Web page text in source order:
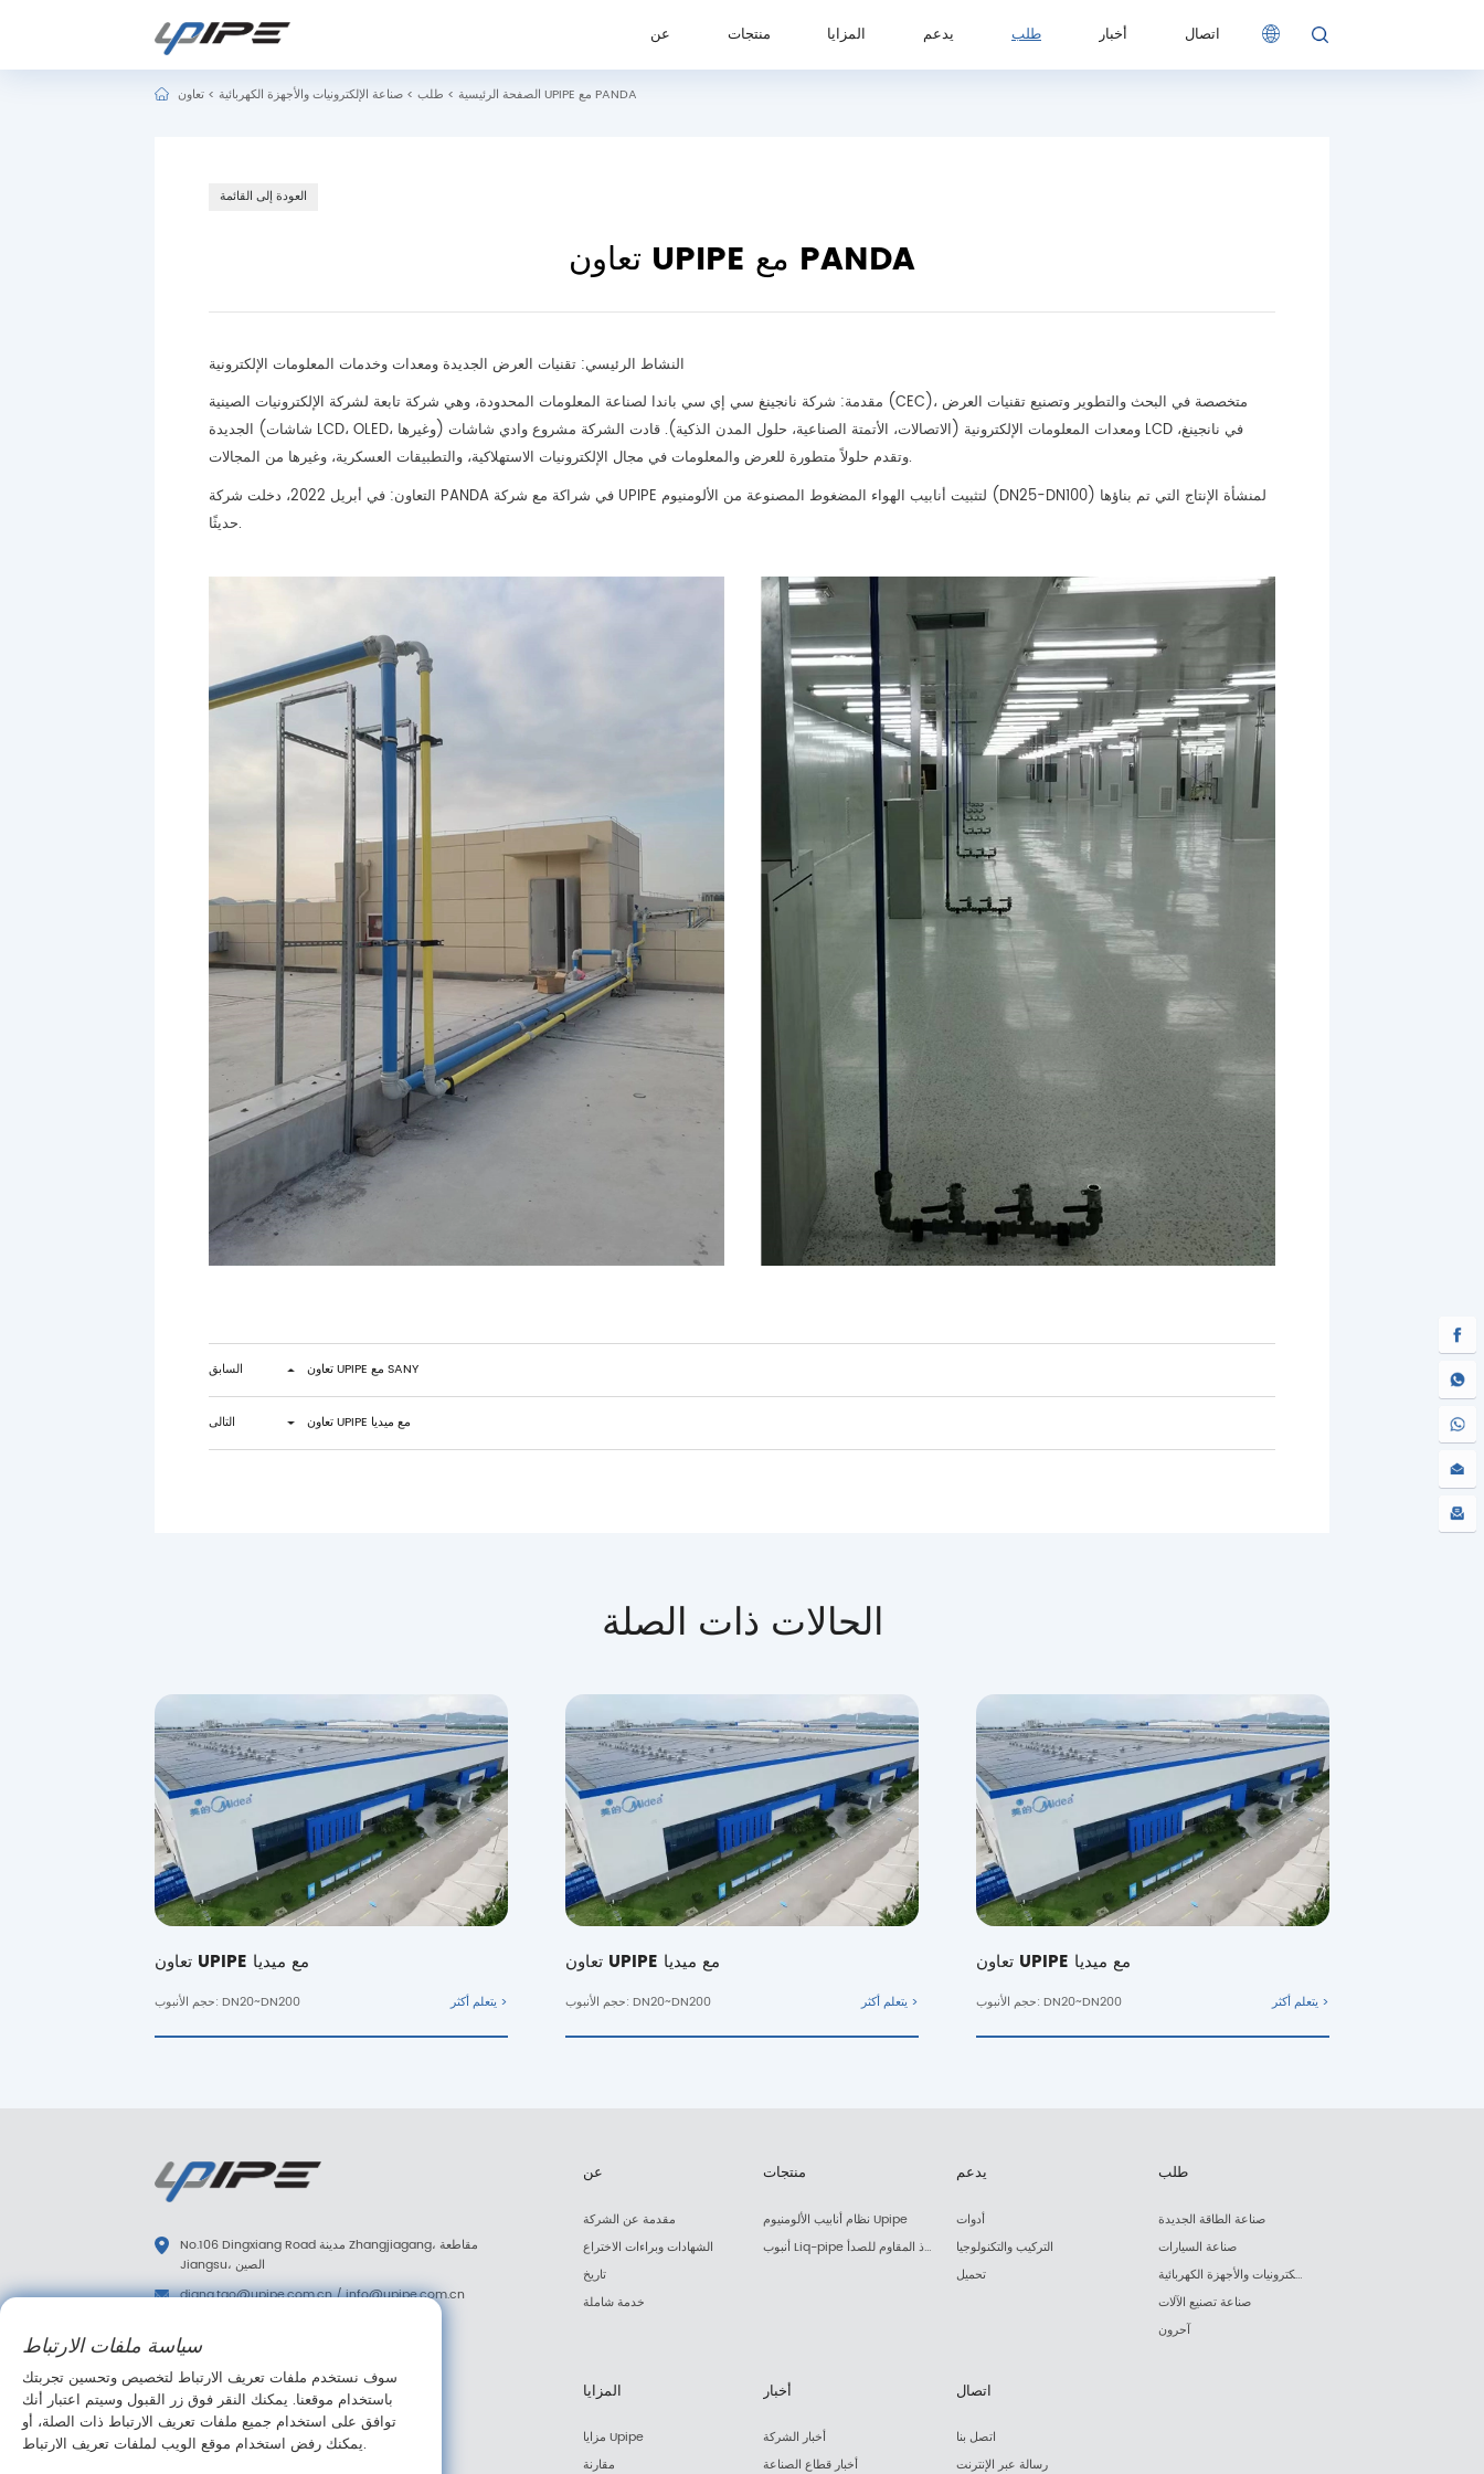
عن منتجات المزايا يدعم طلب أخبار اتصال
الصفحة الرئيسية > طلب > صناعة الإلكترونيات والأجهزة الكهربائية > تعاون UPIPE مع PANDA
العودة إلى القائمة
تعاون UPIPE مع PANDA
النشاط الرئيسي: تقنيات العرض الجديدة ومعدات وخدمات المعلومات الإلكترونية
مقدمة: شركة نانجينغ سي إي سي باندا لصناعة المعلومات المحدودة، وهي شركة تابعة لشركة الإلكترونيات الصينية (CEC)، متخصصة في البحث والتطوير وتصنيع تقنيات العرض
الجديدة (شاشات LCD، OLED، وغيرها) ومعدات المعلومات الإلكترونية (الاتصالات، الأتمتة الصناعية، حلول المدن الذكية). قادت الشركة مشروع وادي شاشات LCD في نانجينغ،
وتقدم حلولاً متطورة للعرض والمعلومات في مجال الإلكترونيات الاستهلاكية، والتطبيقات العسكرية، وغيرها من المجالات.
التعاون: في أبريل 2022، دخلت شركة PANDA في شراكة مع شركة UPIPE لتثبيت أنابيب الهواء المضغوط المصنوعة من الألومنيوم (DN25-DN100) لمنشأة الإنتاج التي تم بناؤها
حديثًا.
السابق تعاون UPIPE مع SANY
التالى تعاون UPIPE مع ميديا
الحالات ذات الصلة
تعاون UPIPE مع ميديا
حجم الأنبوب: DN20~DN200 يتعلم أكثر >
تعاون UPIPE مع ميديا
حجم الأنبوب: DN20~DN200 يتعلم أكثر >
تعاون UPIPE مع ميديا
حجم الأنبوب: DN20~DN200 يتعلم أكثر >
No.106 Dingxiang Road مدينة Zhangjiagang، مقاطعة
Jiangsu، الصين
diana.tao@upipe.com.cn/info@upipe.com.cn
+86 13773239813
تابعنا
عن
مقدمة عن الشركة
الشهادات وبراءات الاختراع
تاريخ
خدمة شاملة
المزايا
مزايا Upipe
مقارنة
منتجات
نظام أنابيب الألومنيوم Upipe
أنبوب Liq-pipe المصنوع من الفولاذ المقاوم للصدأ
أخبار
أخبار الشركة
أخبار قطاع الصناعة
يدعم
أدوات
التركيب والتكنولوجيا
تحميل
اتصال
اتصل بنا
رسالة عبر الإنترنت
طلب
صناعة الطاقة الجديدة
صناعة السيارات
صناعة الإلكترونيات والأجهزة الكهربائية
صناعة تصنيع الآلات
آحرون
سياسة ملفات الارتباط
سوف نستخدم ملفات تعريف الارتباط لتخصيص وتحسين تجربتك
باستخدام موقعنا. يمكنك النقر فوق زر القبول وسيتم اعتبار أنك
توافق على استخدام جميع ملفات تعريف الارتباط ذات الصلة، أو
يمكنك رفض استخدام موقع الويب لملفات تعريف الارتباط.